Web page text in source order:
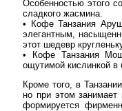
Особенностью этого
сладкого жасмина.
• Кофе Танзания
элегантным,
этот шедевр
• Кофе Танзания
ощутимой кислинкой в
Кроме того, в
но при этом занимает
формируется